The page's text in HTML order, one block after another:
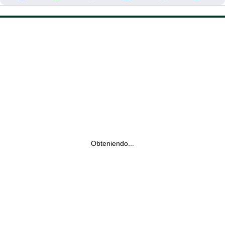
Obteniendo...